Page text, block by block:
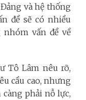
và hệ thống
đề sẽ có nhiều
nhóm vấn đề về
Tô Lâm nêu rõ,
cầu cao, nhưng
phải nỗ lực,